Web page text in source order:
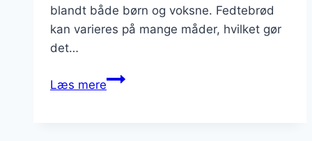
blandt både børn og voksne. Fedtebrød
kan varieres på mange måder, hvilket gør
det…
Læs mereFedtebrød